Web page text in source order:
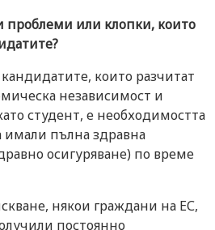
или клопки, които
които разчитат
независимост и
студент, е необходимостта
имали пълна здравна
осигуряване) по време
някои граждани на ЕС,
постоянно